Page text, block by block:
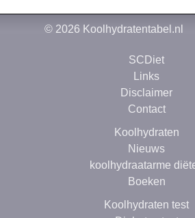
© 2026 Koolhydratentabel.nl
SCDiet
Links
Disclaimer
Contact
Koolhydraten
Nieuws
koolhydraatarme
Boeken
Koolhydraten test